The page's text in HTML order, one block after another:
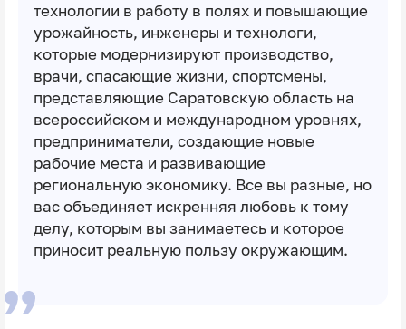
технологии в работу в полях и повышающие
урожайность, инженеры и технологи,
которые модернизируют производство,
врачи, спасающие жизни, спортсмены,
представляющие Саратовскую область на
всероссийском и международном уровнях,
предприниматели, создающие новые
рабочие места и развивающие
региональную экономику. Все вы разные, но
вас объединяет искренняя любовь к тому
делу, которым вы занимаетесь и которое
приносит реальную пользу окружающим.